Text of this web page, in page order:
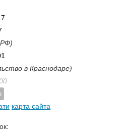
в Краснодаре)
карта сайта